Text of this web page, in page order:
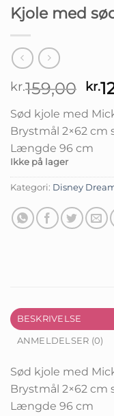
Kjole med
kr.159,00
var:
kr.
Sød kjole med
Brystmål 2×62 cm
Længde 96 cm
Ikke på lager
Kategori: Disney
BESKRIVELSE
ANMELDELSER (0)
Sød kjole med
Brystmål 2×62 cm
Længde 96 cm